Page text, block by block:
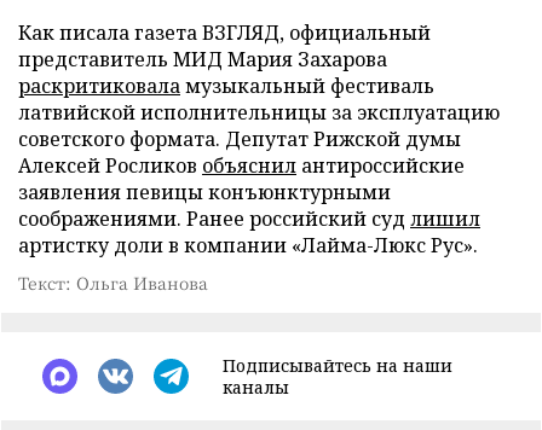
Как писала газета ВЗГЛЯД, официальный
представитель МИД Мария Захарова
раскритиковаламузыкальный фестиваль
латвийской исполнительницы за эксплуатацию
советского формата. Депутат Рижской думы
Алексей Росликов объяснил антироссийские
заявления певицы конъюнктурными
соображениями. Ранее российский суд лишил
артистку доли в компании «Лайма-Люкс Рус».
Текст: Ольга Иванова
Подписывайтесь на наши
каналы